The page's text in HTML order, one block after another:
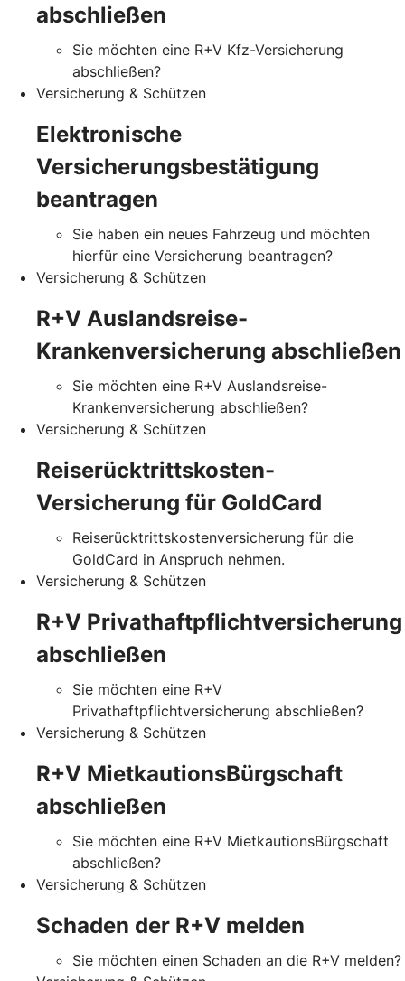
abschließen
Sie möchten eine R+V Kfz-Versicherung
abschließen?
Versicherung & Schützen
Elektronische
Versicherungsbestätigung
beantragen
Sie haben ein neues Fahrzeug und möchten
hierfür eine Versicherung beantragen?
Versicherung & Schützen
R+V Auslandsreise-
Krankenversicherung abschließen
Sie möchten eine R+V Auslandsreise-
Krankenversicherung abschließen?
Versicherung & Schützen
Reiserücktrittskosten-
Versicherung für GoldCard
Reiserücktrittskostenversicherung für die
GoldCard in Anspruch nehmen.
Versicherung & Schützen
R+V Privathaftpflichtversicherung
abschließen
Sie möchten eine R+V
Privathaftpflichtversicherung abschließen?
Versicherung & Schützen
R+V MietkautionsBürgschaft
abschließen
Sie möchten eine R+V MietkautionsBürgschaft
abschließen?
Versicherung & Schützen
Schaden der R+V melden
Sie möchten einen Schaden an die R+V melden?